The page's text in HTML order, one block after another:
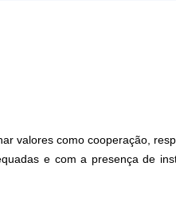
valores como cooperação,
e com a presença de